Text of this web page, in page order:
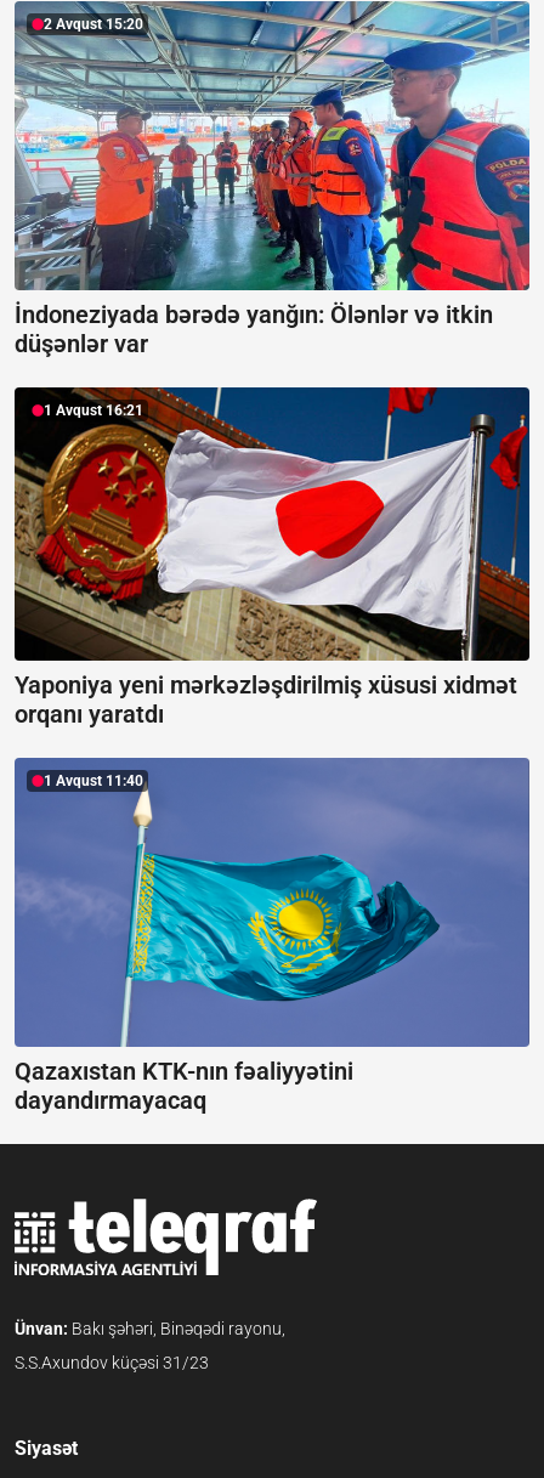
2 Avqust 15:20
İndoneziyada bərədə yanğın: Ölənlər və itkin
düşənlər var
1 Avqust 16:21
Yaponiya yeni mərkəzləşdirilmiş xüsusi xidmət
orqanı yaratdı
1 Avqust 11:40
Qazaxıstan KTK-nın fəaliyyətini
dayandırmayacaq
Ünvan: Bakı şəhəri, Binəqədi rayonu,
S.S.Axundov küçəsi 31/23
Siyasət